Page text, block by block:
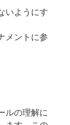
いようにす
メントに参
ルの理解に